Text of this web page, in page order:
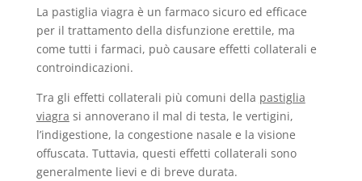
La pastiglia viagra è un farmaco sicuro ed efficace
per il trattamento della disfunzione erettile, ma
come tutti i farmaci, può causare effetti collaterali e
controindicazioni.
Tra gli effetti collaterali più comuni della pastiglia
viagra si annoverano il mal di testa, le vertigini,
l’indigestione, la congestione nasale e la visione
offuscata. Tuttavia, questi effetti collaterali sono
generalmente lievi e di breve durata.